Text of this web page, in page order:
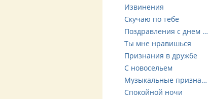
Извинения
Скучаю по тебе
Поздравления с днем свадьбы
Ты мне нравишься
Признания в дружбе
С новосельем
Музыкальные признания
Спокойной ночи